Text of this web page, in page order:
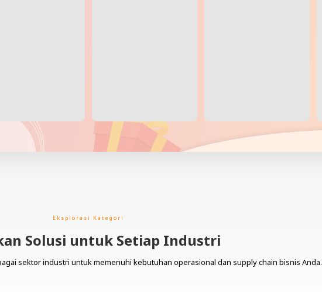
Eksplorasi Kategori
Solusi untuk Setiap Industri
sektor industri untuk memenuhi kebutuhan operasional dan supply chain bisnis Anda.